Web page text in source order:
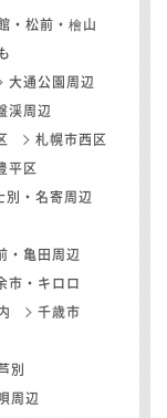
・松前・檜山
大通公園周辺
渓周辺
札幌市西区
平区
別・名寄周辺
・亀田周辺
市・キロロ
千歳市
別
周辺